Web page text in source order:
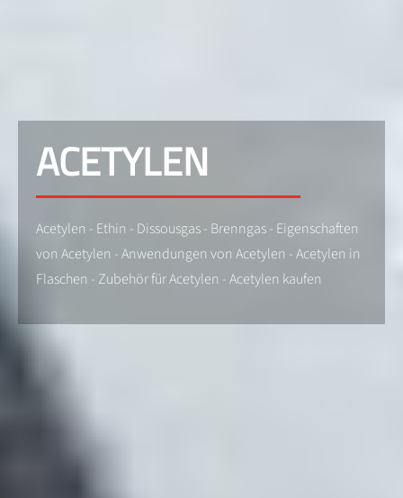
ACETYLEN
Acetylen - Ethin - Dissousgas - Brenngas - Eigenschaften
von Acetylen - Anwendungen von Acetylen - Acetylen in
Flaschen - Zubehör für Acetylen - Acetylen kaufen